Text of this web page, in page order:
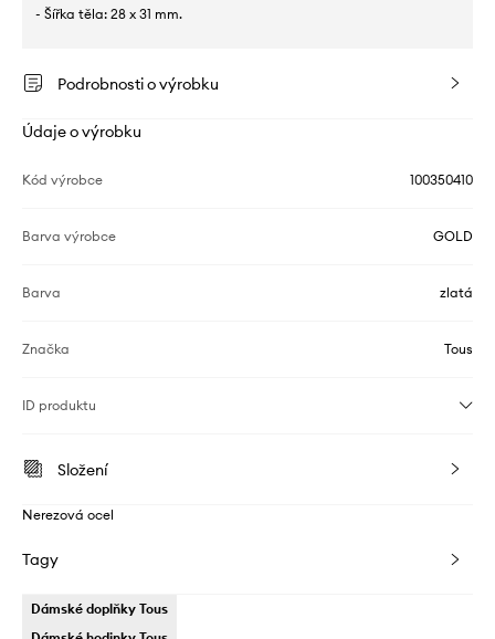
- Šířka těla: 28 x 31 mm.
Podrobnosti o výrobku
Údaje o výrobku
Kód výrobce 100350410
Barva výrobce GOLD
Barva zlatá
Značka Tous
ID produktu
Složení
Nerezová ocel
Tagy
Dámské doplňky Tous